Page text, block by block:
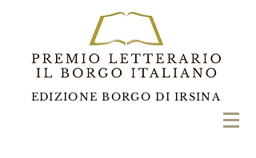
EDIZIONE BORGO DI IRSINA